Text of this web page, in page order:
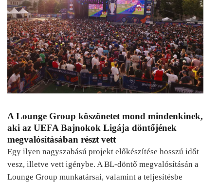
A Lounge Group köszönetet mond mindenkinek,
aki az UEFA Bajnokok Ligája döntőjének
megvalósításában részt vett
Egy ilyen nagyszabású projekt előkészítése hosszú időt
vesz, illetve vett igénybe. A BL-döntő megvalósításán a
Lounge Group munkatársai, valamint a teljesítésbe